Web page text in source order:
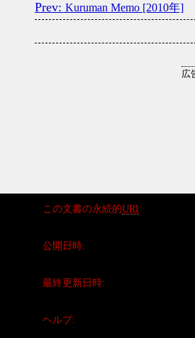
Kuruman Memo [2010年]
この文書の永続的URI
公開日時
最終更新日時
ヘルプ